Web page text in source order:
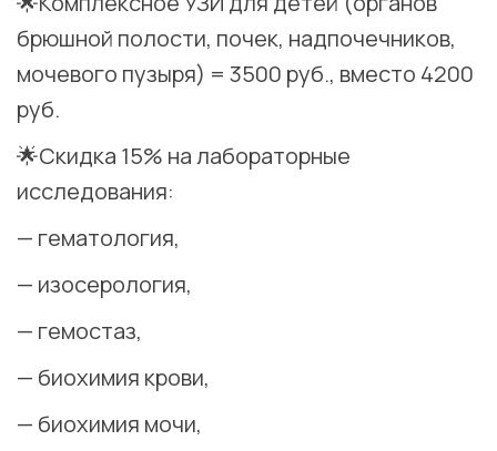
брюшной полости, почек, надпочечников,
мочевого пузыря) = 3500 руб., вместо 4200
руб.
🌟Скидка 15% на лабораторные
исследования:
— гематология,
— изосерология,
— гемостаз,
— биохимия крови,
— биохимия мочи,